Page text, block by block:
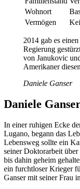
Wohnort
Vermögen
2014 gab es
Regierung
von Janukovic
Amerikaner
Daniele Ganser
Daniele
In einer ruhigen Ecke
Lugano, begann das
Lebensweg sollte ein
seiner Doktorarbeit
bis dahin geheim
ein furchtloser Krieger
Ganser mit seiner Frau